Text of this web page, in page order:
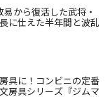
易から復活した武将・
に仕えた半年間と波乱
具に！コンビニの定番
房具シリーズ『ジムマ